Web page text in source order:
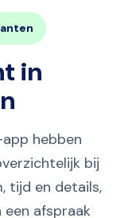
in
hebben
bij
tijd en details,
een afspraak